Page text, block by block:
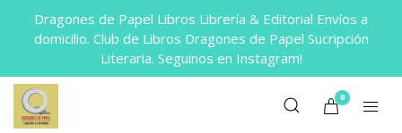
Dragones de Papel Libros Librería & Editorial Envíos a
domicilio. Club de Libros Dragones de Papel Sucripción
Literaria. Seguinos en Instagram!
0